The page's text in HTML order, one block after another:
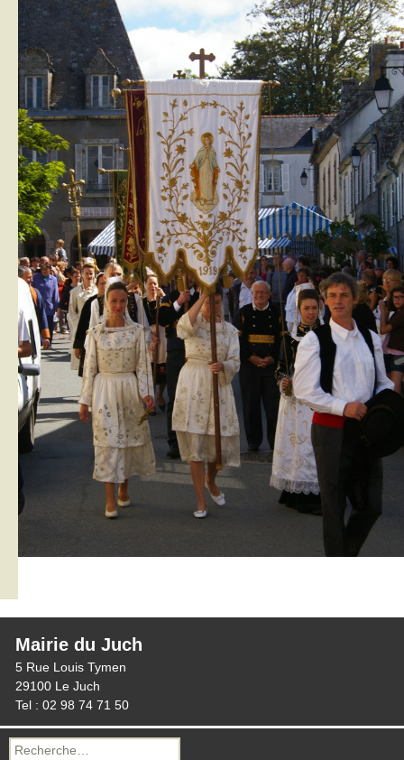
Mairie du Juch
5 Rue Louis Tymen
29100 Le Juch
Tel : 02 98 74 71 50
Recherche